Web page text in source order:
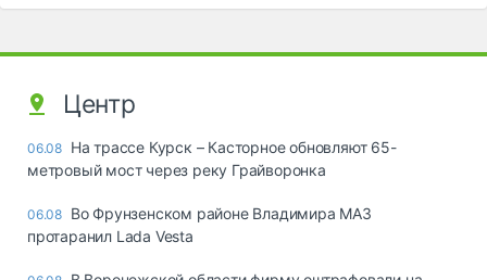
Центр
06.08 На трассе Курск – Касторное обновляют 65-
метровый мост через реку Грайворонка
06.08 Во Фрунзенском районе Владимира МАЗ
протаранил Lada Vesta